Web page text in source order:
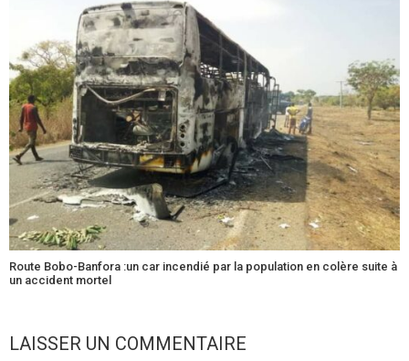
Route Bobo-Banfora :un car incendié par la population en colère suite à
un accident mortel
LAISSER UN COMMENTAIRE